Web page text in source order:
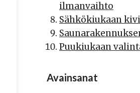
ilmanvaihto
Sähkökiukaan
Puukiukaan
Avainsanat